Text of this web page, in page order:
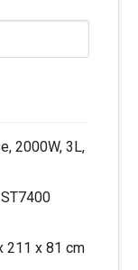
2000W, 3L,
211 x 81 cm